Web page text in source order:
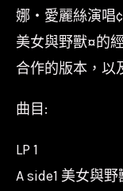
娜‧愛麗絲演唱
美女與野獸¤的
合作的版本，以
曲目:
LP 1
A side1 美女與